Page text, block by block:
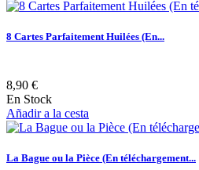
8 Cartes Parfaitement Huilées (En...
8,90 €
En Stock
Añadir a la cesta
La Bague ou la Pièce (En téléchargement...